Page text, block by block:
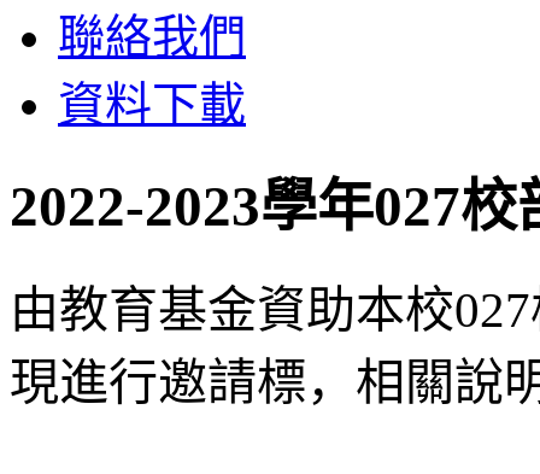
聯絡我們
資料下載
2022-2023學年027
由教育基金資助本校
現進行邀請標，相關說